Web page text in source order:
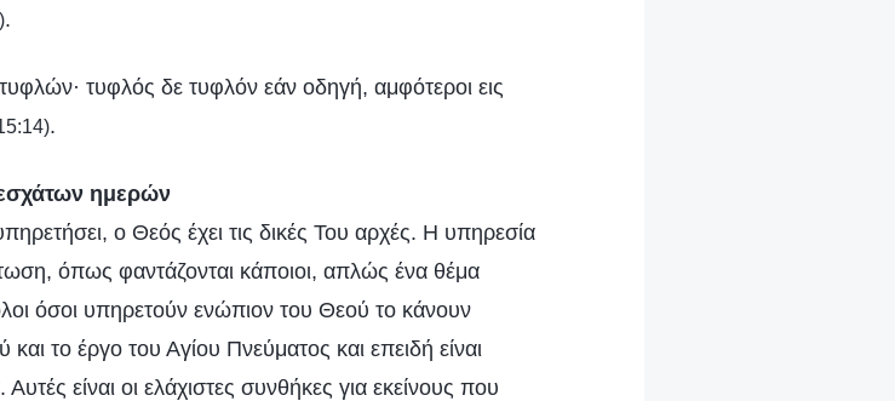
.
τυφλός δε τυφλόν εάν οδηγή, αμφότεροι εις
.
ημερών
ο Θεός έχει τις δικές Του αρχές. Η υπηρεσία
όπως φαντάζονται κάποιοι, απλώς ένα θέμα
όσοι υπηρετούν ενώπιον του Θεού το κάνουν
το έργο του Αγίου Πνεύματος και επειδή είναι
είναι οι ελάχιστες συνθήκες για εκείνους που